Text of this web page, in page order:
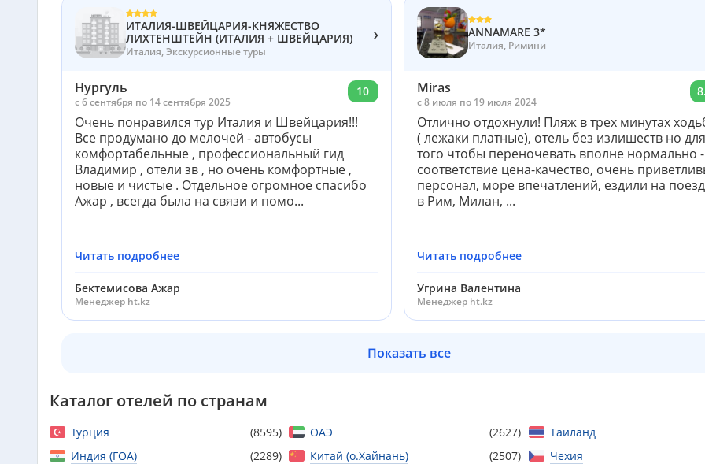
ИТАЛИЯ-ШВЕЙЦАРИЯ-КНЯЖЕСТВО
ЛИХТЕНШТЕЙН (ИТАЛИЯ + ШВЕЙЦАРИЯ)
Италия, Экскурсионные туры
›
Нургуль
c 6 сентября по 14 сентября 2025
10
Очень понравился тур Италия и Швейцария!!!
Все продумано до мелочей - автобусы
комфортабельные , профессиональный гид
Владимир , отели зв , но очень комфортные ,
новые и чистые . Отдельное огромное спасибо
Ажар , всегда была на связи и помо...
Читать подробнее
Бектемисова Ажар
Менеджер ht.kz
ANNAMARE 3*
Италия, Римини
Miras
c 8 июля по 19 июля 2024
Отлично отдохнули! Пляж в трех минутах
( лежаки платные), отель без излишеств но для
того чтобы переночевать вполне нормально -
соответствие цена-качество, очень
персонал, море впечатлений, ездили на
в Рим, Милан, ...
Читать подробнее
Угрина Валентина
Менеджер ht.kz
Показать все
Каталог отелей по странам
Турция (8595) ОАЭ (2627) Таиланд
Индия (ГОА)
(2289) Китай (о.Хайнань) (2507) Чехия